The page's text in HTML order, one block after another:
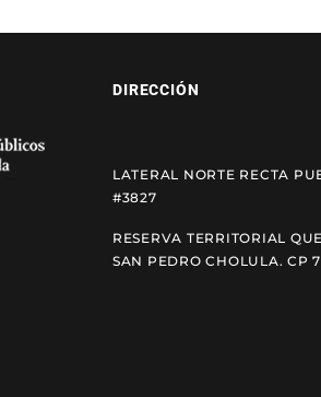
DIRECCIÓN
LATERAL NORTE RECTA
#3827
RESERVA TERRITORIAL
SAN PEDRO CHOLULA. CP